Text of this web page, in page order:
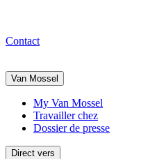
Contact
Van Mossel
My Van Mossel
Travailler chez
Dossier de presse
Direct vers